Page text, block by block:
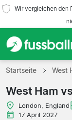
Wir vergleichen den
Startseite
Mannschaften
Ligen
Startseite West
West Ham
London, England
17 April 2027